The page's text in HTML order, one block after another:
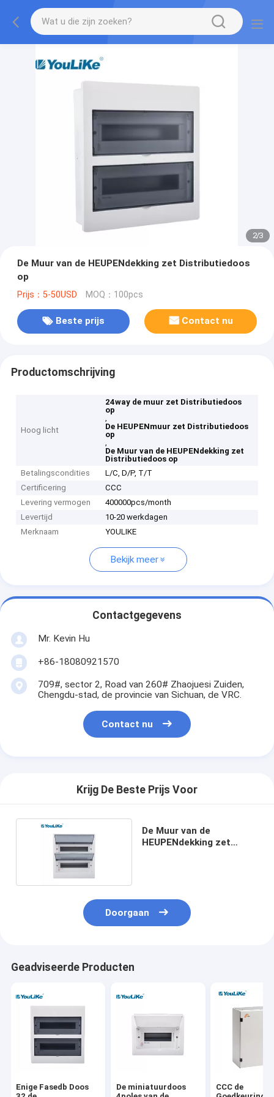
2/3
De Muur van de HEUPENdekking zet Distributiedoos
op
Prijs：5-50USD MOQ：100pcs
Beste prijs Contact nu
Productomschrijving
Hoog licht
24way de muur zet Distributiedoos
op
,
De HEUPENmuur zet Distributiedoos
op
,
De Muur van de HEUPENdekking zet
Distributiedoos op
Betalingscondities
L/C, D/P, T/T
Certificering
CCC
Levering vermogen
400000pcs/month
Levertijd
10-20 werkdagen
Merknaam
YOULIKE
Bekijk meer
Contactgegevens
Mr. Kevin Hu
+86-18080921570
709#, sector 2, Road van 260# Zhaojuesi Zuiden,
Chengdu-stad, de provincie van Sichuan, de VRC.
Contact nu
Krijg De Beste Prijs Voor
De Muur van de
HEUPENdekking zet
Doorgaan
Geadviseerde Producten
Enige Fasedb Doos
De miniatuurdoos
CCC de